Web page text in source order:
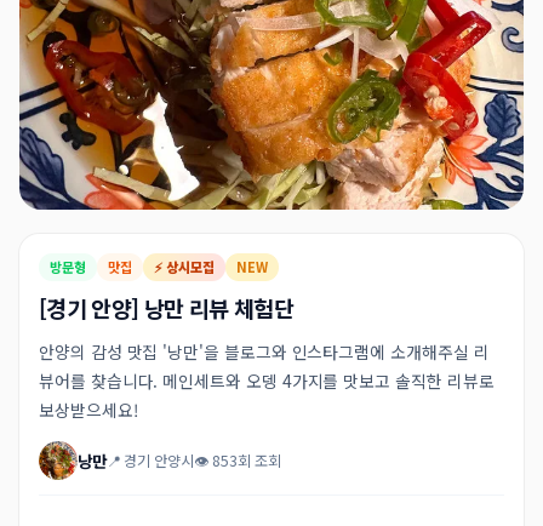
방문형 맛집 ⚡ 상시모집 NEW
[경기 안양] 낭만 리뷰 체험단
안양의 감성 맛집 '낭만'을 블로그와 인스타그램에 소개해주실 리
뷰어를 찾습니다. 메인세트와 오뎅 4가지를 맛보고 솔직한 리뷰로
보상받으세요!
낭만📍 경기 안양시👁 853회 조회